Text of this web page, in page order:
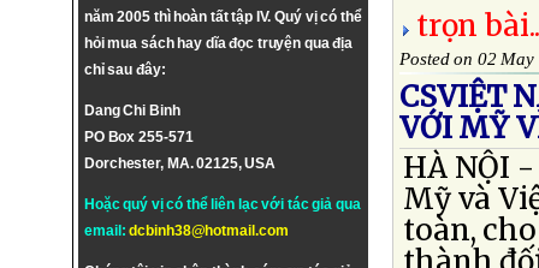
năm 2005 thì hoàn tất tập IV. Quý vị có thể
hỏi mua sách hay dĩa đọc truyện qua địa
chỉ sau đây:
Dang Chi Binh
PO Box 255-571
Dorchester, MA. 02125, USA
Hoặc quý vị có thể liên lạc với tác giả qua
email:dcbinh38@hotmail.com
trọn
Posted on 02 May
CSVIỆT
VỚI MỸ
HÀ NỘI
Mỹ và
toàn,